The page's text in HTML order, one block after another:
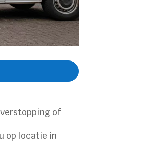
of
op locatie in